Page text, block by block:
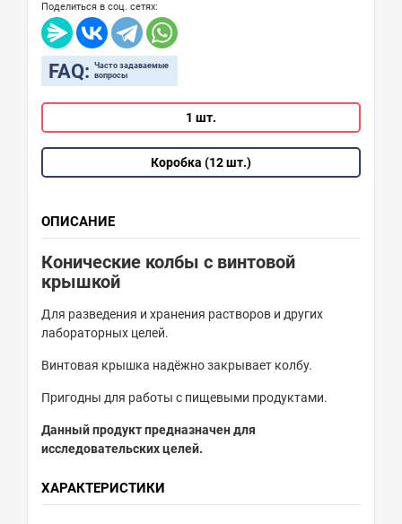
Поделиться в соц. сетях:
FAQ: Часто задаваемые
вопросы
1 шт.
Коробка (12 шт.)
ОПИСАНИЕ
Конические колбы с винтовой
крышкой
Для разведения и хранения растворов и других
лабораторных целей.
Винтовая крышка надёжно закрывает колбу.
Пригодны для работы с пищевыми продуктами.
Данный продукт предназначен для
исследовательских целей.
ХАРАКТЕРИСТИКИ